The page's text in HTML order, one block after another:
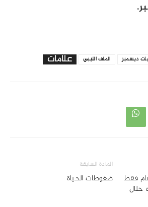
علامات
الملف الليبي ديسمبر
المادة السابقة
ضغوطات الحياة
فقط
خلال